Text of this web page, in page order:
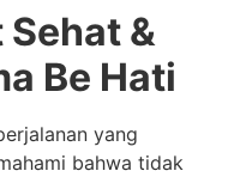
&
Be Hati
yang
bahwa tidak